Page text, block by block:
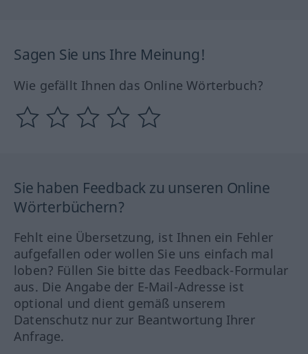
Sagen Sie uns Ihre Meinung!
Wie gefällt Ihnen das Online Wörterbuch?
Sie haben Feedback zu unseren Online
Wörterbüchern?
Fehlt eine Übersetzung, ist Ihnen ein Fehler
aufgefallen oder wollen Sie uns einfach mal
loben? Füllen Sie bitte das Feedback-Formular
aus. Die Angabe der E-Mail-Adresse ist
optional und dient gemäß unserem
Datenschutz nur zur Beantwortung Ihrer
Anfrage.